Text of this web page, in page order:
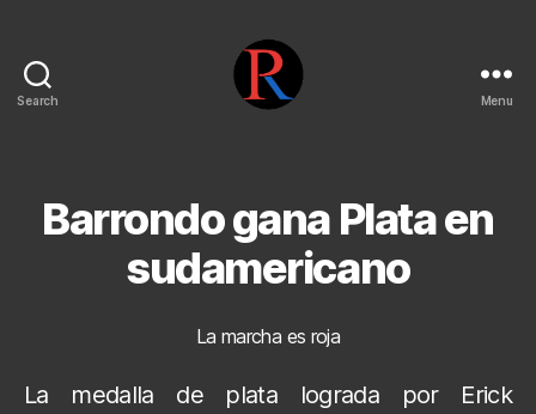
Search Menu
Barrondo gana Plata en
sudamericano
La marcha es roja
La medalla de plata lograda por Erick